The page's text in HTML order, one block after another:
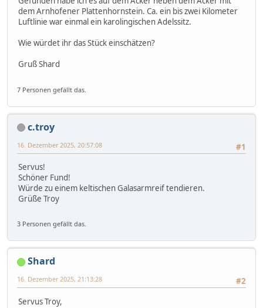
dem Arnhofener Plattenhornstein. Ca. ein bis zwei Kilometer
Luftlinie war einmal ein karolingischen Adelssitz.
Wie würdet ihr das Stück einschätzen?
Gruß Shard
7 Personen gefällt das.
c.troy
#1
16. Dezember 2025, 20:57:08
Servus!
Schöner Fund!
Würde zu einem keltischen Galasarmreif tendieren.
Grüße Troy
3 Personen gefällt das.
Shard
#2
16. Dezember 2025, 21:13:28
Servus Troy,